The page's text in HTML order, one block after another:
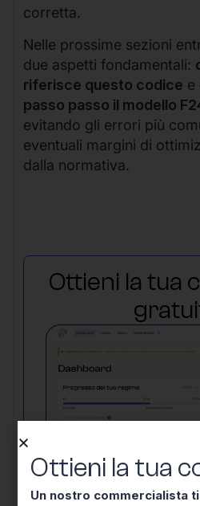
corretta.
Nelle prossime sezioni
due aspetti fondamentali:
riferisce questo codice e
passo passo il modello
evitando gli errori più
eventuali margini di
dalla normativa.
Ottieni la tua
Ottieni la tua
Un nostro commercialista